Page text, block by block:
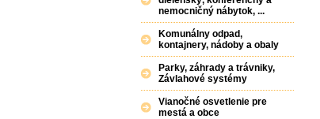
nemocničný nábytok, ...
Komunálny odpad,
kontajnery, nádoby a obaly
Parky, záhrady a trávniky,
Závlahové systémy
Vianočné osvetlenie pre
mestá a obce